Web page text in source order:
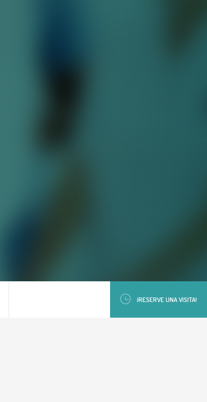
¡RESERVE UNA VISITA!